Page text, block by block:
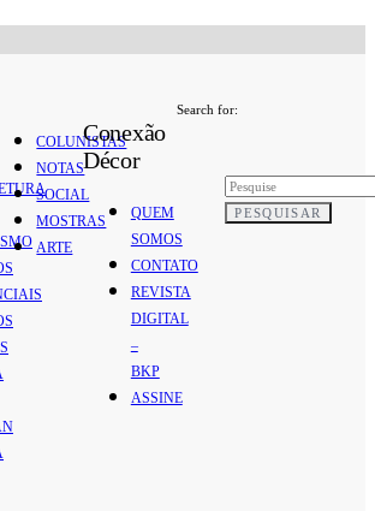
COLUNISTAS
NOTAS
SOCIAL
MOSTRAS
ARTE
Conexão
Décor
QUEM
SOMOS
CONTATO
REVISTA
DIGITAL
–
BKP
ASSINE
Search for:
PESQUISAR